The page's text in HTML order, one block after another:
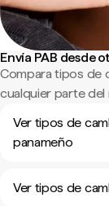
Envía PAB desde
Compara tipos de
cualquier parte del
Ver tipos de
panameño
Ver tipos de